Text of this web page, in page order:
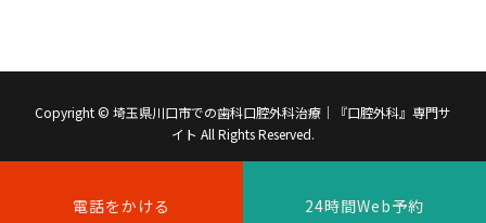
Copyright © 埼玉県川口市での歯科口腔外科治療｜『口腔外科』専門サ
イト All Rights Reserved.
電話をかける 24時間Web予約